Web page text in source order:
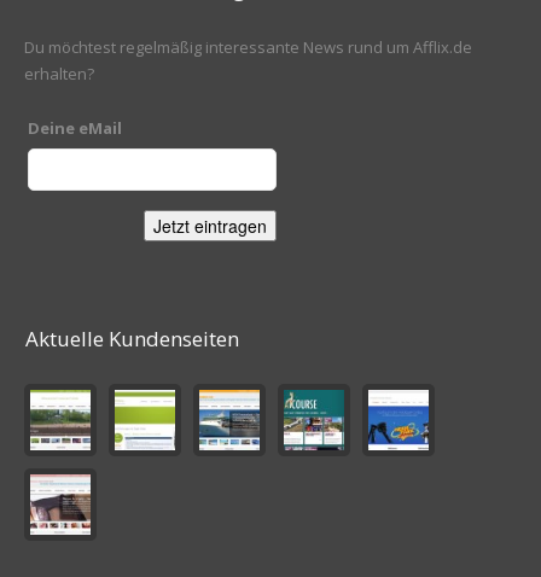
Du möchtest regelmäßig interessante News rund um Afflix.de
erhalten?
Deine eMail
Aktuelle Kundenseiten